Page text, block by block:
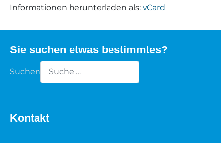
Informationen herunterladen als: vCard
Sie suchen etwas bestimmtes?
Suchen
Kontakt